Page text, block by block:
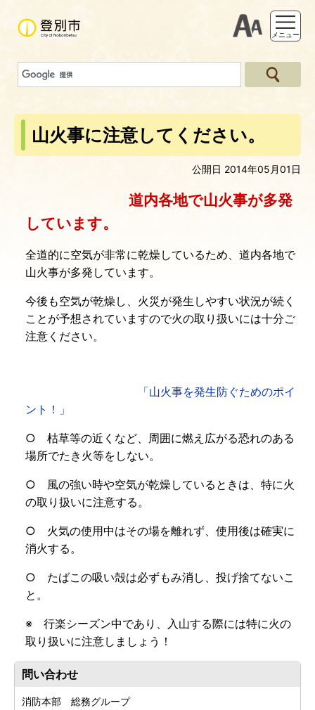
支援ツー
メニュー
山火事に注意してください。
公開日 2014年05月01日
道内各地で山火事が多発
しています。
全道的に空気が非常に乾燥しているため、道内各地で
山火事が多発しています。
今後も空気が乾燥し、火災が発生しやすい状況が続く
ことが予想されていますので火の取り扱いには十分ご
注意ください。
「山火事を発生防ぐためのポイ
ント！」
○ 枯草等の近くなど、周囲に燃え広がる恐れのある
場所でたき火等をしない。
○ 風の強い時や空気が乾燥しているときは、特に火
の取り扱いに注意する。
○ 火気の使用中はその場を離れず、使用後は確実に
消火する。
○ たばこの吸い殻は必ずもみ消し、投げ捨てないこ
と。
※ 行楽シーズン中であり、入山する際には特に火の
取り扱いに注意しましょう！
問い合わせ
消防本部 総務グループ